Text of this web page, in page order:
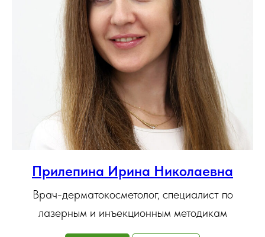
Прилепина Ирина Николаевна
Врач-дерматокосметолог, специалист по
лазерным и инъекционным методикам